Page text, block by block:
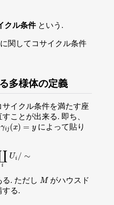
クル条件という.
関してコサイクル条件
多様体の定義
イクル条件を満たす座
ことが出来る. 即ち、
) = y
によって貼り
iUi/ ∼
. ただし Mがハウスド
する.